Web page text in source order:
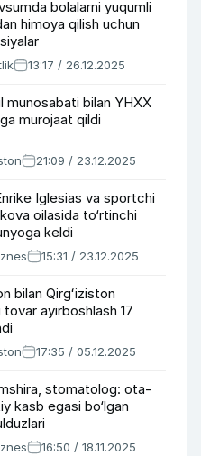
bolalarni yuqumli
himoya qilish uchun
13:17 / 26.12.2025
munosabati bilan YHXX
murojaat qildi
21:09 / 23.12.2025
Iglesias va sportchi
oilasida to‘rtinchi
keldi
15:31 / 23.12.2025
bilan Qirgʻiziston
tovar ayirboshlash 17
17:35 / 05.12.2025
stomatolog: ota-
kasb egasi bo‘lgan
16:50 / 18.11.2025